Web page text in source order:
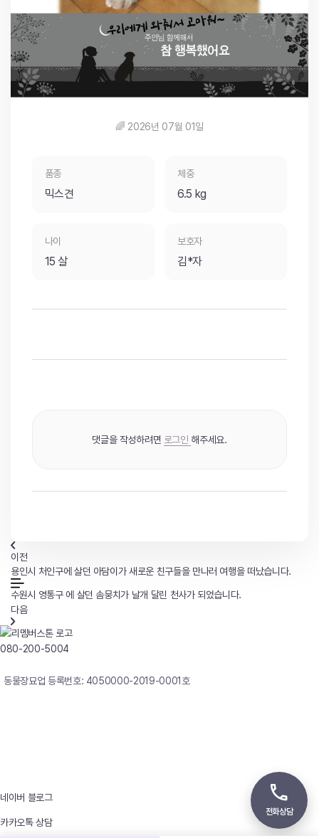
🌈 2026년 07월 01일
품종
믹스견
체중
6.5 kg
나이
15 살
보호자
김*자
댓글을 작성하려면 로그인 해주세요.
이전
용인시 처인구에 살던 아담이가 새로운 친구들을 만나러 여행을 떠났습니다.
수원시 영통구 에 살던 솜뭉치가 날개 달린 천사가 되었습니다.
다음
080-200-5004
동물장묘업 등록번호: 4050000-2019-0001호
네이버 블로그
카카오톡 상담
전화상담